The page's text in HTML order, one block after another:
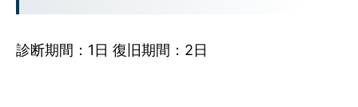
診断期間：1日 復旧期間：2日